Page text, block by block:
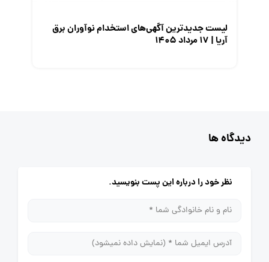
لیست جدیدترین آگهی‌های استخدام نوآوران برق
آریا | ۱۷ مرداد ۱۴۰۵
دیدگاه ها
نظر خود را درباره این پست بنویسید.